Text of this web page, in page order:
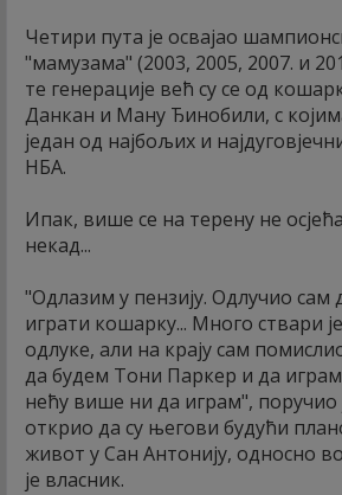
Четири пута је освајао
"мамузама" (2003, 2005, 2007. и
те генерације већ су се од
Данкан и Ману Ђинобили, с
један од најбољих и
НБА.
Ипак, више се на терену не
некад...
"Одлазим у пензију. Одлучио
играти кошарку... Много ствари
одлуке, али на крају сам
да будем Тони Паркер и да
нећу више ни да играм", поручио
открио да су његови будући
живот у Сан Антонију, односно
је власник.